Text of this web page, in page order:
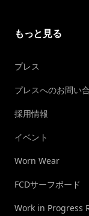
もっと見る
プレス
プレスへのお問い
採用情報
イベント
Worn Wear
FCDサーフボード
Work in Progress